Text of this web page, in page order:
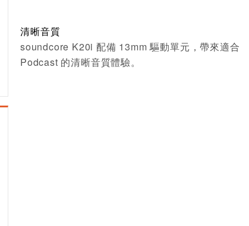
清晰音質
soundcore K20i 配備 13mm 驅動單元，帶來適合
Podcast 的清晰音質體驗。